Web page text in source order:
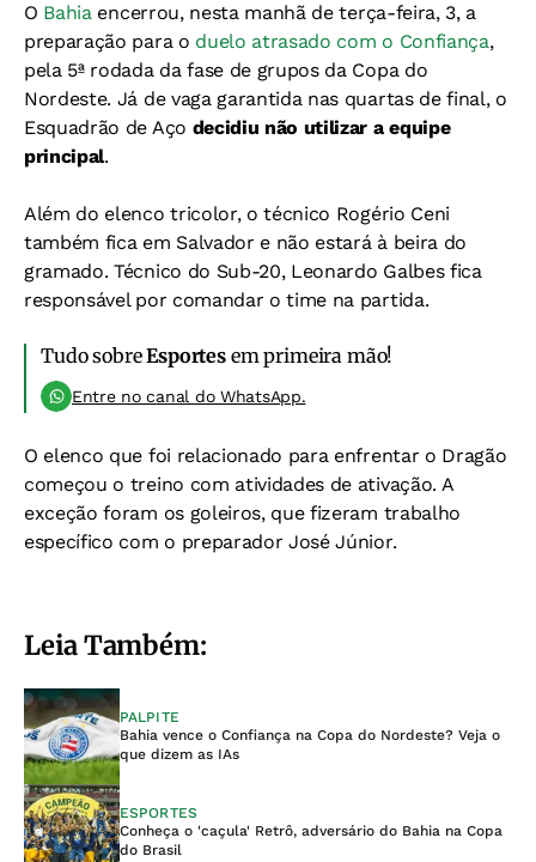
O Bahiaencerrou, nesta manhã de terça-feira, 3, a
preparação para o duelo atrasado com o Confiança,
pela 5ª rodada da fase de grupos da Copa do
Nordeste. Já de vaga garantida nas quartas de final, o
Esquadrão de Aço decidiu não utilizar a equipe
principal.
Além do elenco tricolor, o técnico Rogério Ceni
também fica em Salvador e não estará à beira do
gramado. Técnico do Sub-20, Leonardo Galbes fica
responsável por comandar o time na partida.
Tudo sobreEsportesem primeira mão!
Entre no canal do WhatsApp.
O elenco que foi relacionado para enfrentar o Dragão
começou o treino com atividades de ativação. A
exceção foram os goleiros, que fizeram trabalho
específico com o preparador José Júnior.
Leia Também:
PALPITE
Bahia vence o Confiança na Copa do Nordeste? Veja o
que dizem as IAs
ESPORTES
Conheça o 'caçula' Retrô, adversário do Bahia na Copa
do Brasil